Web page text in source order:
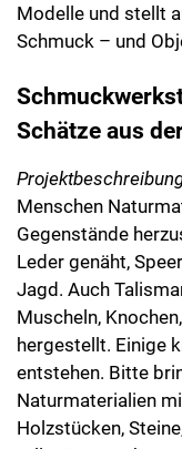
Modelle und stellt
Schmuck – und
Schätze aus
Menschen
Gegenstände
Leder genäht,
Jagd. Auch
Muscheln,
hergestellt. Einige
entstehen. Bitte
Naturmaterialien
Holzstücken,